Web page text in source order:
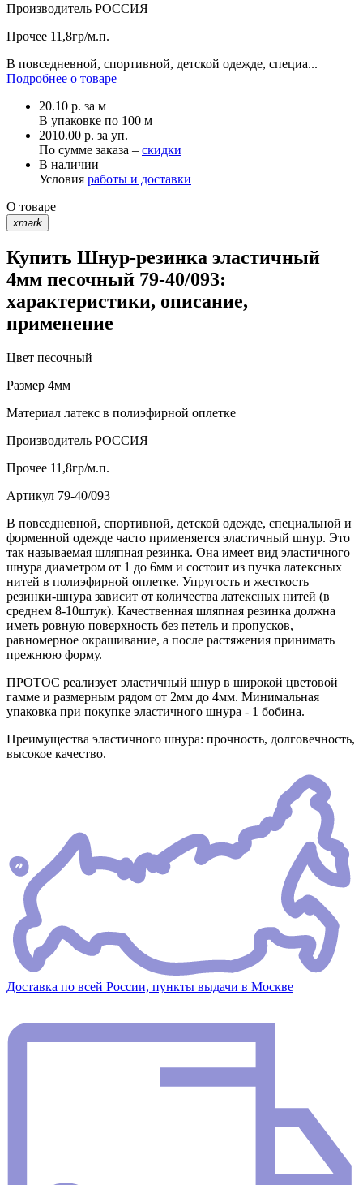
Производитель РОССИЯ
Прочее 11,8гр/м.п.
В повседневной, спортивной, детской одежде, специа...
Подробнее о товаре
20.10 р. за м
В упаковке по 100 м
2010.00 р. за уп.
По сумме заказа – скидки
В наличии
Условия работы и доставки
О товаре
xmark
Купить Шнур-резинка эластичный
4мм песочный 79-40/093:
характеристики, описание,
применение
Цвет песочный
Размер 4мм
Материал латекс в полиэфирной оплетке
Производитель РОССИЯ
Прочее 11,8гр/м.п.
Артикул 79-40/093
В повседневной, спортивной, детской одежде, специальной и
форменной одежде часто применяется эластичный шнур. Это
так называемая шляпная резинка. Она имеет вид эластичного
шнура диаметром от 1 до 6мм и состоит из пучка латексных
нитей в полиэфирной оплетке. Упругость и жесткость
резинки-шнура зависит от количества латексных нитей (в
среднем 8-10штук). Качественная шляпная резинка должна
иметь ровную поверхность без петель и пропусков,
равномерное окрашивание, а после растяжения принимать
прежнюю форму.
ПРОТОС реализует эластичный шнур в широкой цветовой
гамме и размерным рядом от 2мм до 4мм. Минимальная
упаковка при покупке эластичного шнура - 1 бобина.
Преимущества эластичного шнура: прочность, долговечность,
высокое качество.
Доставка по всей России, пункты выдачи в Москве